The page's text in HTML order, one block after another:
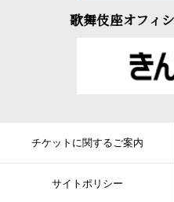
歌舞伎座オフィ
チケットに関するご案内
サイトポリシー